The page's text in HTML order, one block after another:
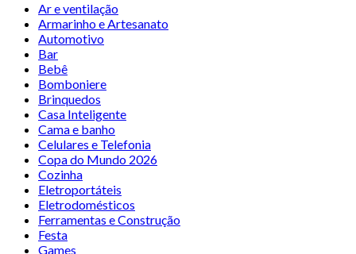
Ar e ventilação
Armarinho e Artesanato
Automotivo
Bar
Bebê
Bomboniere
Brinquedos
Casa Inteligente
Cama e banho
Celulares e Telefonia
Copa do Mundo 2026
Cozinha
Eletroportáteis
Eletrodomésticos
Ferramentas e Construção
Festa
Games